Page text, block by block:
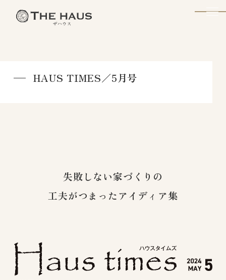
HAUS TIMES／5月号
失敗しない家づくりの
工夫がつまったアイディア集